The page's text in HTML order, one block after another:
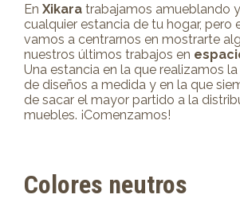
En Xikara trabajamos amueblando
cualquier estancia de tu hogar, pero
vamos a centrarnos en mostrarte
nuestros últimos trabajos en
Una estancia en la que realizamos
de diseños a medida y en la que
de sacar el mayor partido a la
muebles. ¡Comenzamos!
Colores neutros